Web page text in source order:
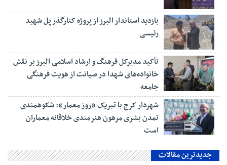
بازدید استاندار البرز از پروژه کنارگذر پل شهید
رئیسی
تأکید مدیرکل فرهنگ و ارشاد اسلامی البرز بر نقش
خانواده‌های شهدا در صیانت از هویت فرهنگی
جامعه
شهردار کرج با تبریک «روز معمار»: شکوهمندی
تمدن بشری مرهون هنرمندی خلاقانه معماران
است
جدیدترین مقالات